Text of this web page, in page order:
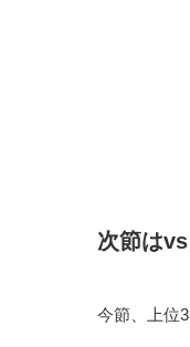
次節は
今節、上位